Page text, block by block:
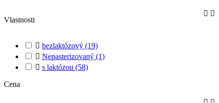
Vlastnosti
 
 bezlaktózový (19)
 Nepasterizovaný (1)
 s laktózou (58)
Cena